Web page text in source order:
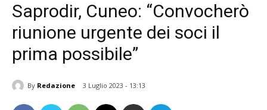
Saprodir, Cuneo: “Convocherò
riunione urgente dei soci il
prima possibile”
By Redazione 3 Luglio 2023 - 13:13